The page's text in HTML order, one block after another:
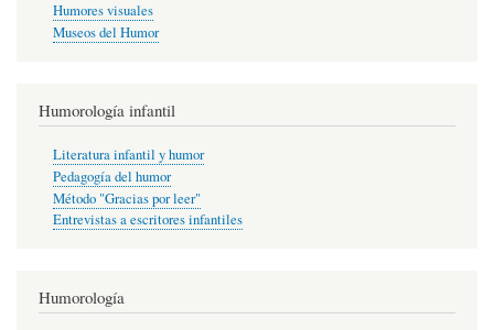
Humores visuales
Museos del Humor
Humorología infantil
Literatura infantil y humor
Pedagogía del humor
Método "Gracias por leer"
Entrevistas a escritores infantiles
Humorología